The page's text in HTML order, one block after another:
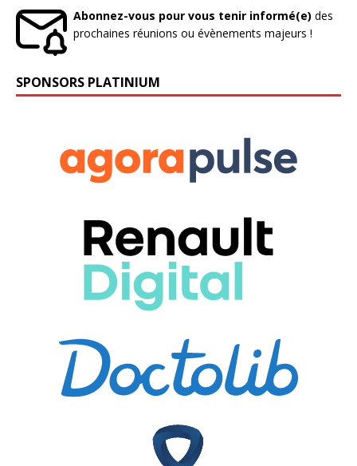
Abonnez-vous pour vous tenir informé(e) des
prochaines réunions ou évènements majeurs !
SPONSORS PLATINIUM